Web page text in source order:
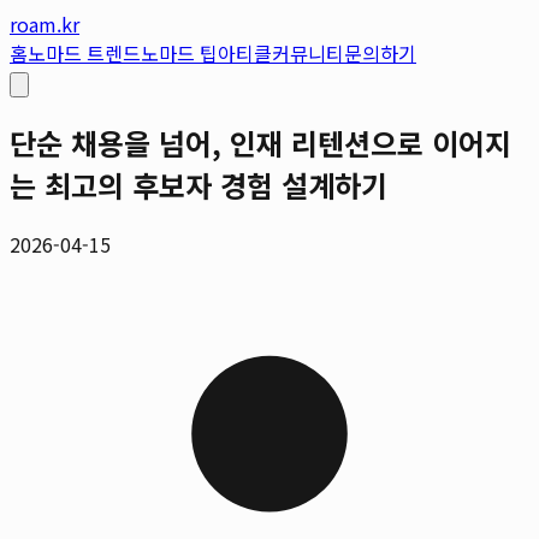
roam.kr
홈노마드 트렌드노마드 팁아티클커뮤니티문의하기
단순 채용을 넘어, 인재 리텐션으로 이어지
는 최고의 후보자 경험 설계하기
2026-04-15